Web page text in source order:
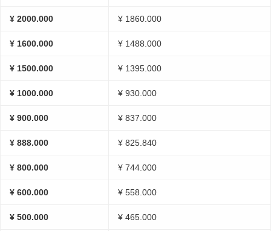
¥ 2000.000 ¥ 1860.000
¥ 1600.000 ¥ 1488.000
¥ 1500.000 ¥ 1395.000
¥ 1000.000 ¥ 930.000
¥ 900.000 ¥ 837.000
¥ 888.000 ¥ 825.840
¥ 800.000 ¥ 744.000
¥ 600.000 ¥ 558.000
¥ 500.000 ¥ 465.000